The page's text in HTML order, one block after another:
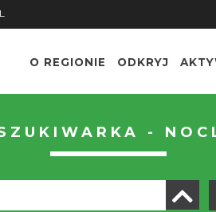
O REGIONIE ODKRYJ
-